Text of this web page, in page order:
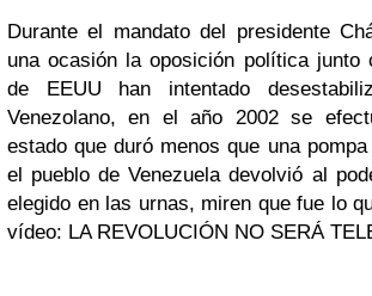
Durante el mandato del presidente
una ocasión la oposición política junto
de EEUU han intentado
Venezolano, en el año 2002 se
estado que duró menos que una
el pueblo de Venezuela devolvió al
elegido en las urnas, miren que fue lo
vídeo: LA REVOLUCIÓN NO SERÁ